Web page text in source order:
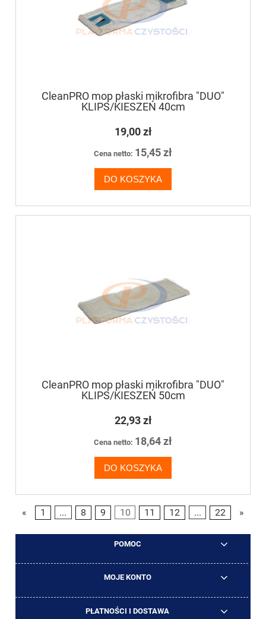
CleanPRO mop płaski mikrofibra "DUO"
KLIPS/KIESZEŃ 40cm
19,00 zł
Cena netto: 15,45 zł
DO KOSZYKA
CleanPRO mop płaski mikrofibra "DUO"
KLIPS/KIESZEŃ 50cm
22,93 zł
Cena netto: 18,64 zł
DO KOSZYKA
« 1 ... 8 9 10 11 12 ... 22 »
POMOC
MOJE KONTO
PŁATNOŚCI I DOSTAWA